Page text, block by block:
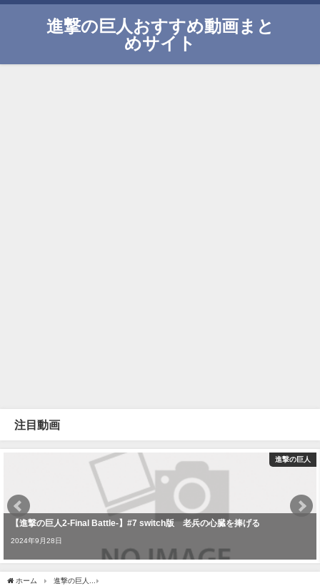
進撃の巨人おすすめ動画まと
めサイト
注目動画
進撃の巨人
【進撃の巨人2-Final Battle-】#7 switch版 老兵の心臓を捧げる
2024年9月28日
ホーム 進撃の巨人